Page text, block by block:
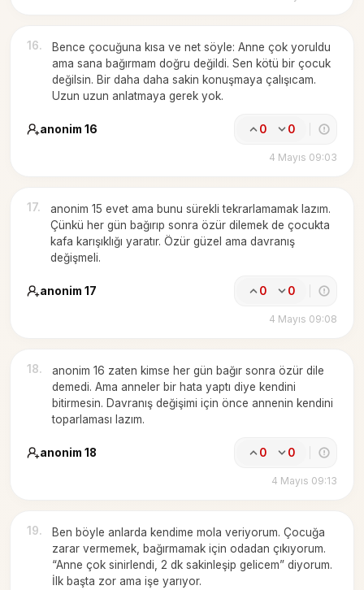
16.
Bence çocuğuna kısa ve net söyle: Anne çok yoruldu
ama sana bağırmam doğru değildi. Sen kötü bir çocuk
değilsin. Bir daha daha sakin konuşmaya çalışıcam.
Uzun uzun anlatmaya gerek yok.
anonim 16 0 0
4 Mayıs 09:03
17.
anonim 15 evet ama bunu sürekli tekrarlamamak lazım.
Çünkü her gün bağırıp sonra özür dilemek de çocukta
kafa karışıklığı yaratır. Özür güzel ama davranış
değişmeli.
anonim 17 0 0
4 Mayıs 09:08
18.
anonim 16 zaten kimse her gün bağır sonra özür dile
demedi. Ama anneler bir hata yaptı diye kendini
bitirmesin. Davranış değişimi için önce annenin kendini
toparlaması lazım.
anonim 18 0 0
4 Mayıs 09:13
19.
Ben böyle anlarda kendime mola veriyorum. Çocuğa
zarar vermemek, bağırmamak için odadan çıkıyorum.
“Anne çok sinirlendi, 2 dk sakinleşip gelicem” diyorum.
İlk başta zor ama işe yarıyor.